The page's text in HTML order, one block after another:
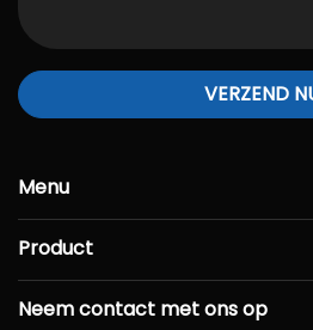
VERZEND
Menu
Product
Neem contact met ons op